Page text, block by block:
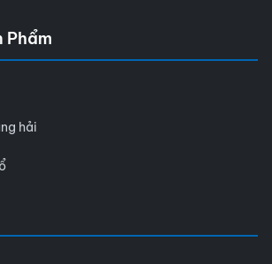
Phẩm
hải